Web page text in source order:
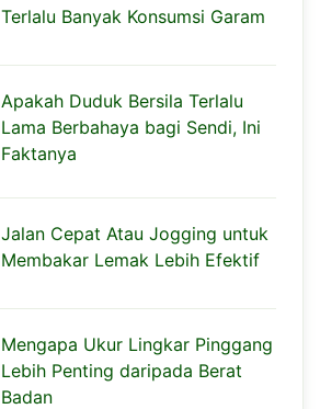
Terlalu Banyak Konsumsi Garam
Apakah Duduk Bersila Terlalu
Lama Berbahaya bagi Sendi, Ini
Faktanya
Jalan Cepat Atau Jogging untuk
Membakar Lemak Lebih Efektif
Mengapa Ukur Lingkar Pinggang
Lebih Penting daripada Berat
Badan